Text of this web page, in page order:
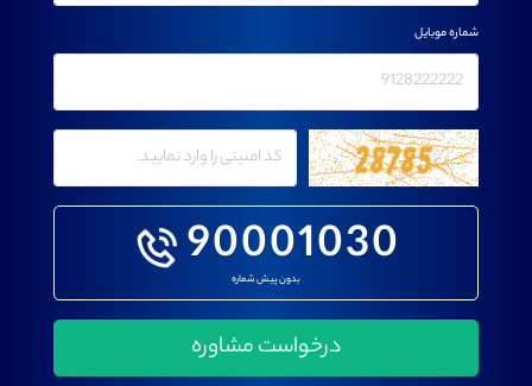
90001030
بدون پیش شماره
شماره موبایل